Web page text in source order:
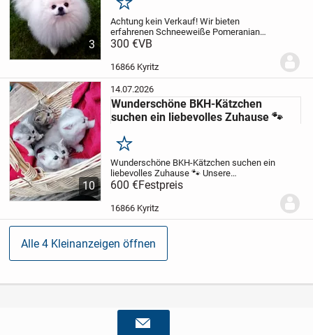
3
Merken
Achtung kein Verkauf! Wir bieten
erfahrenen Schneeweiße Pomeranian
Boo als erfahrene Deckrüde. Rocky Deck
Hündinnen, auch andere Rassen.
blieb keine Hündin...
300 €VB
16866 Kyritz
10
14.07.2026
Wunderschöne BKH-Kätzchen
suchen ein liebevolles Zuhause 🐾
Merken
Wunderschöne BKH-Kätzchen suchen ein
liebevolles Zuhause 🐾Unsere
bezaubernden reinrassigen Britisch-
Kurzhaar-Kätzchen (BKH) wachsen
liebevoll in unserer Familie auf und
suchen bald ihr neues...
600 €Festpreis
16866 Kyritz
Alle 4 Kleinanzeigen öffnen